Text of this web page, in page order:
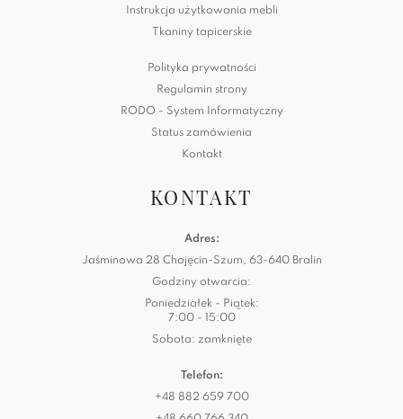
Instrukcja użytkowania mebli
Tkaniny tapicerskie
Polityka prywatności
Regulamin strony
RODO - System Informatyczny
Status zamówienia
Kontakt
KONTAKT
Adres:
Jaśminowa 28 Chojęcin-Szum, 63-640 Bralin
Godziny otwarcia:
Poniedziałek - Piątek:
7:00 - 15:00
Sobota: zamknięte
Telefon:
+48 882 659 700